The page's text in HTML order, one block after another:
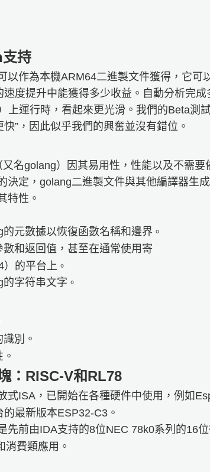
持
以作為本機ARM64二進製文件獲得，它可
度提升中能獲得多少收益。自動分析完
上運行時，看起來更光滑。我們的Beta測
快”，因此似乎我們的興奮並沒有錯位。
名golang）因其易用性，性能以及不需
決定，golang二進製文件與其他編譯器生
特性。
元數據以恢復函數名稱和邊界 。
和返回值，甚至在通常使用寄
的平台上 。
字符串文字 。
別。
：RISC-V和RL78
式ISA，已開始在各種硬件中使用，例如
最新版本ESP32-C3。
先前由IDA支持的8位NEC 78k0系列的16位
費類應用。